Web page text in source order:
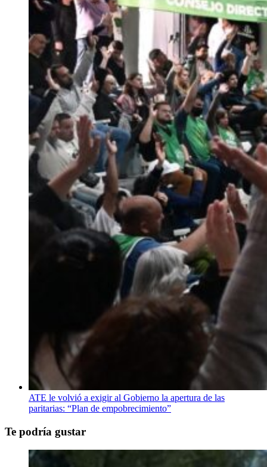
ATE le volvió a exigir al Gobierno la apertura de las
paritarias: “Plan de empobrecimiento”
Te podría gustar